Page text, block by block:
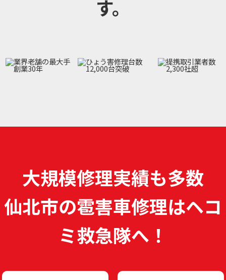
す。
大規模修理実績も多数
仙北市の雹害車修理はヘコ
ミ救急隊へ！